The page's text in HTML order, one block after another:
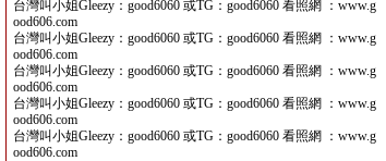
台灣叫小姐Gleezy：good6060 或TG：good6060 看照網 ：www.g
ood606.com
台灣叫小姐Gleezy：good6060 或TG：good6060 看照網 ：www.g
ood606.com
台灣叫小姐Gleezy：good6060 或TG：good6060 看照網 ：www.g
ood606.com
台灣叫小姐Gleezy：good6060 或TG：good6060 看照網 ：www.g
ood606.com
台灣叫小姐Gleezy：good6060 或TG：good6060 看照網 ：www.g
ood606.com